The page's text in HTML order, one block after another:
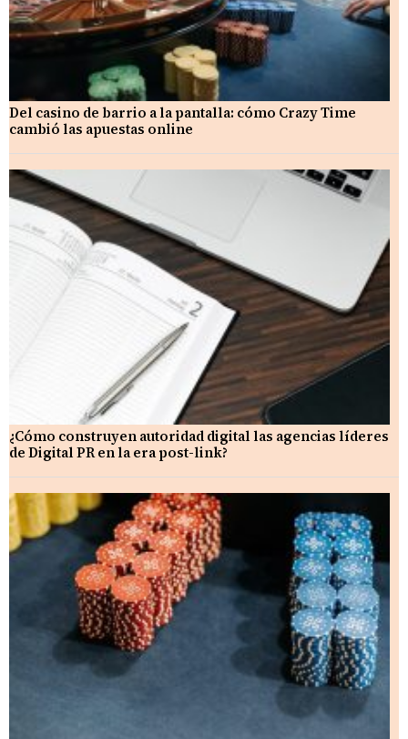
Del casino de barrio a la pantalla: cómo Crazy Time
cambió las apuestas online
¿Cómo construyen autoridad digital las agencias líderes
de Digital PR en la era post-link?